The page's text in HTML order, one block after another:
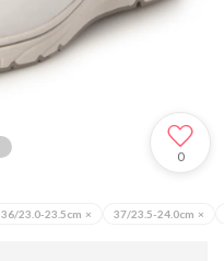
0
36/23.0-23.5cm × 37/23.5-24.0cm ×